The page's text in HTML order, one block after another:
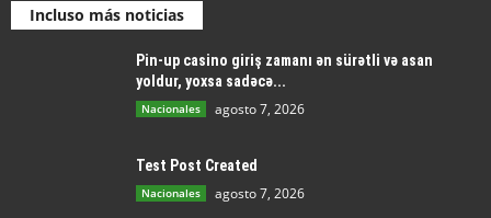
Incluso más noticias
Pin-up casino giriş zamanı ən sürətli və asan
yoldur, yoxsa sadəcə...
Nacionales agosto 7, 2026
Test Post Created
Nacionales agosto 7, 2026